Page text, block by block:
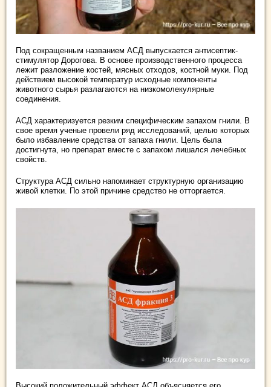
Под сокращенным названием АСД выпускается антисептик-
стимулятор Дорогова. В основе производственного процесса
лежит разложение костей, мясных отходов, костной муки. Под
действием высокой температур исходные компоненты
животного сырья разлагаются на низкомолекулярные
соединения.
АСД характеризуется резким специфическим запахом гнили. В
свое время ученые провели ряд исследований, целью которых
было избавление средства от запаха гнили. Цель была
достигнута, но препарат вместе с запахом лишался лечебных
свойств.
Структура АСД сильно напоминает структурную организацию
живой клетки. По этой причине средство не отторгается.